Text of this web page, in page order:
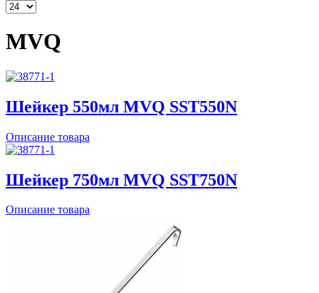
MVQ
Шейкер 550мл MVQ SST550N
Описание товара
Шейкер 750мл MVQ SST750N
Описание товара